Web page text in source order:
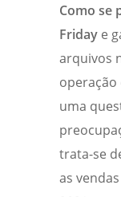
Como se
Friday e
arquivos
operação
uma
trata-se
as